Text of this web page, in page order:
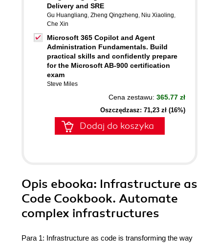
Delivery and SRE
Gu Huangliang, Zheng Qingzheng, Niu Xiaoling,
Che Xin
Microsoft 365 Copilot and Agent
Administration Fundamentals. Build
practical skills and confidently prepare
for the Microsoft AB-900 certification
exam
Steve Miles
Cena zestawu: 365.77 zł
Oszczędzasz: 71,23 zł (16%)
Dodaj do koszyka
Opis ebooka: Infrastructure as
Code Cookbook. Automate
complex infrastructures
Para 1: Infrastructure as code is transforming the way